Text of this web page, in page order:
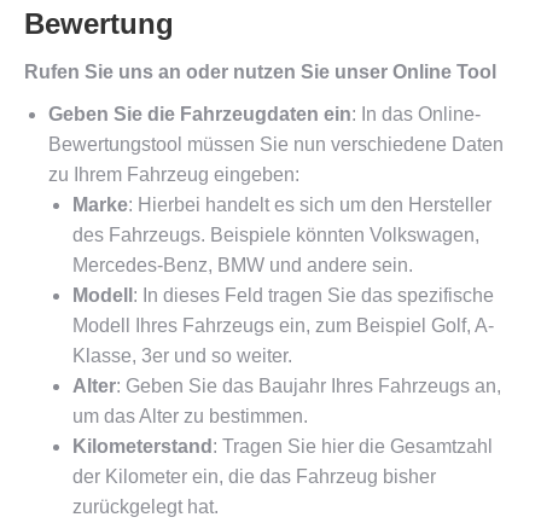
Bewertung
Rufen Sie uns an oder nutzen Sie unser Online Tool
Geben Sie die Fahrzeugdaten ein: In das Online-
Bewertungstool müssen Sie nun verschiedene Daten
zu Ihrem Fahrzeug eingeben:
Marke: Hierbei handelt es sich um den Hersteller
des Fahrzeugs. Beispiele könnten Volkswagen,
Mercedes-Benz, BMW und andere sein.
Modell : In dieses Feld tragen Sie das spezifische
Modell Ihres Fahrzeugs ein, zum Beispiel Golf, A-
Klasse, 3er und so weiter.
Alter: Geben Sie das Baujahr Ihres Fahrzeugs an,
um das Alter zu bestimmen.
Kilometerstand : Tragen Sie hier die Gesamtzahl
der Kilometer ein, die das Fahrzeug bisher
zurückgelegt hat.